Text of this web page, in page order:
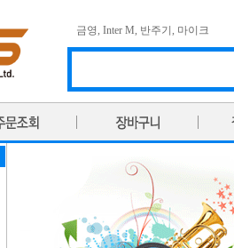
금영, Inter M, 반주기 , 마이크